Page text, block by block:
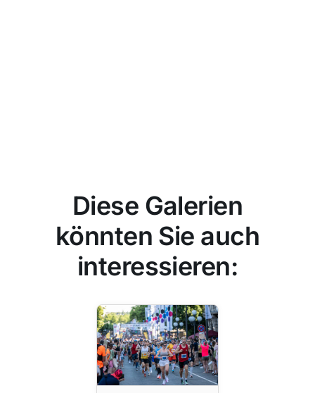
Diese Galerien
könnten Sie auch
interessieren: